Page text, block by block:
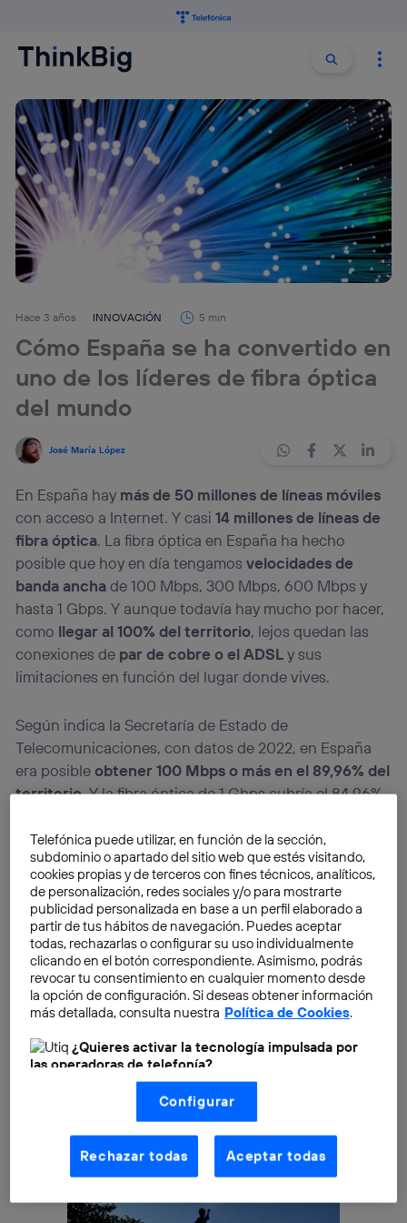
Buscar
Hace 3 años INNOVACIÓN 5 min
Cómo España se ha convertido en
uno de los líderes de fibra óptica
del mundo
José María López
En España hay más de 50 millones de líneas móviles
con acceso a Internet. Y casi14 millones de líneas de
fibra óptica. La fibra óptica en España ha hecho
posible que hoy en día tengamosvelocidades de
banda anchade 100 Mbps, 300 Mbps, 600 Mbps y
hasta 1 Gbps. Y aunque todavía hay mucho por hacer,
como llegar al 100% del territorio, lejos quedan las
conexiones de par de cobre o el ADSLy sus
limitaciones en función del lugar donde vives.
Según indica la Secretaría de Estado de
Telecomunicaciones, con datos de 2022, en España
era posibleobtener 100 Mbps o más en el 89,96% del
territorio. Y la fibra óptica de 1 Gbps cubría el 84,96%
empezó a conocer la banda ancha a través de la
tecnología ADSL en el año 2000.Y en 2008
Telefónica introducía la fibra óptica en España. Si bien
no se popularizó hasta 2012 en adelante. Ese año, las
conexiones de banda ancha fijaalcanzaron la cifra de
los 11,5 millones de líneas. La fibra óptica FTTH tan
solo contaba con 3,25 millones de instalaciones frente
a las 5,35 millones del VDSL.
Telefónica puede utilizar, en función de la sección,
subdominio o apartado del sitio web que estés visitando,
cookies propias y de terceros con fines técnicos, analíticos,
de personalización, redes sociales y/o para mostrarte
publicidad personalizada en base a un perfil elaborado a
partir de tus hábitos de navegación. Puedes aceptar
todas, rechazarlas o configurar su uso individualmente
clicando en el botón correspondiente. Asimismo, podrás
revocar tu consentimiento en cualquier momento desde
la opción de configuración. Si deseas obtener información
más detallada, consulta nuestra Política de Cookies.
¿Quieres activar la tecnología impulsada por
las operadoras de telefonía?
Nosotros, Telefónica S.A., utilizamos la tecnología Utiq para
realizar nuestras acciones de marketing digital o análisis
(como se describe en este aviso de consentimiento)
basadas en tu navegación en nuestra(s) web(s)
aquí (solo cuando utilizas una conexión a
internet habilitada , proporcionada por una de las
operadoras de telefonía participantes, y otorgas tu
La tecnología Utiq está diseñada con la privacidad como
Configurar
Rechazar todas Aceptar todas